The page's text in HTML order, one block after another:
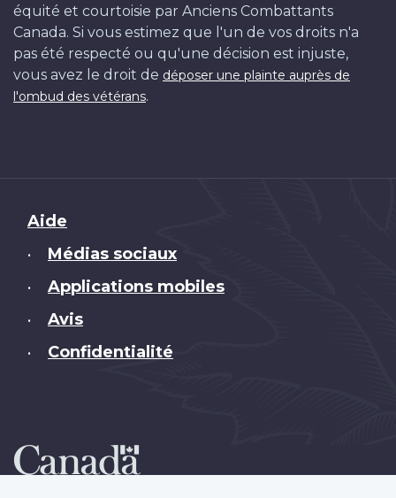
équité et courtoisie par Anciens Combattants
Canada. Si vous estimez que l'un de vos droits n'a
pas été respecté ou qu'une décision est injuste,
vous avez le droit de déposer une plainte auprès de
l'ombud des vétérans.
Brand
Aide
• Médias sociaux
• Applications mobiles
• Avis
• Confidentialité